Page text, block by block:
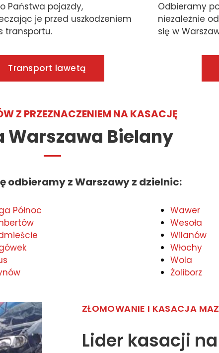
Państwa pojazdy,
je przed uszkodzeniem
transportu.
Transport lawetą
Odbieramy
niezależnie
się w
Z PRZEZNACZENIEM NA KASACJĘ
Warszawa Bielany
odbieramy z Warszawy z dzielnic:
Północ
Wawer
Wesoła
Wilanów
Włochy
Wola
Żoliborz
ZŁOMOWANIE I KASACJA
Lider kasacji